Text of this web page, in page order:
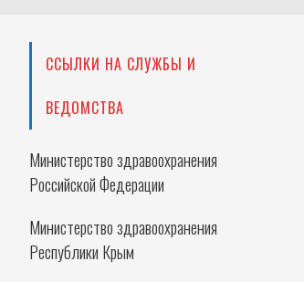
ССЫЛКИ НА СЛУЖБЫ И
ВЕДОМСТВА
Министерство здравоохранения
Российской Федерации
Министерство здравоохранения
Республики Крым